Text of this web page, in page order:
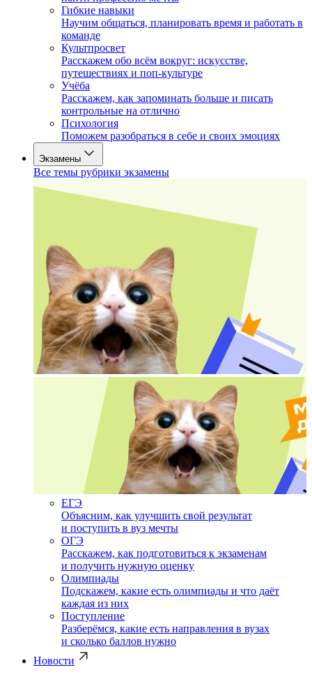
Гибкие навыки
Научим общаться, планировать время и работать в
команде
Культпросвет
Расскажем обо всём вокруг: искусстве,
путешествиях и поп-культуре
Учёба
Расскажем, как запоминать больше и писать
контрольные на отлично
Психология
Поможем разобраться в себе и своих эмоциях
Экзамены
Все темы рубрики экзамены
ЕГЭ
Объясним, как улучшить свой результат
и поступить в вуз мечты
ОГЭ
Расскажем, как подготовиться к экзаменам
и получить нужную оценку
Олимпиады
Подскажем, какие есть олимпиады и что даёт
каждая из них
Поступление
Разберёмся, какие есть направления в вузах
и сколько баллов нужно
Новости